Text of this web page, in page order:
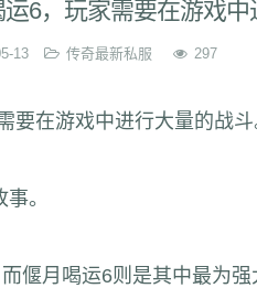
6，玩家需要在游戏中
13 传奇最新私服 297
在游戏中进行大量的战斗
。
偃月喝运6则是其中最为强